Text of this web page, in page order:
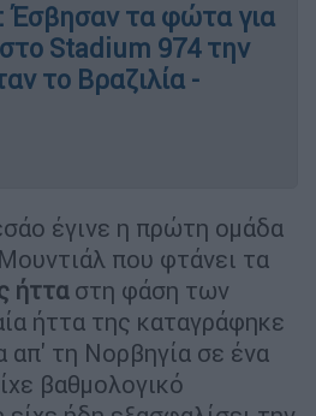
Έσβησαν τα φώτα για
Stadium 974 την
το Βραζιλία -
έγινε η πρώτη ομάδα
που φτάνει τα
ήτταστη φάση των
ήττα της καταγράφηκε
απ' τη Νορβηγία σε ένα
βαθμολογικό